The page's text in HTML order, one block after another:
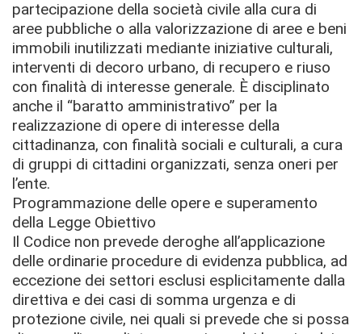
partecipazione della società civile alla cura di
aree pubbliche o alla valorizzazione di aree e beni
immobili inutilizzati mediante iniziative culturali,
interventi di decoro urbano, di recupero e riuso
con finalità di interesse generale. È disciplinato
anche il “baratto amministrativo” per la
realizzazione di opere di interesse della
cittadinanza, con finalità sociali e culturali, a cura
di gruppi di cittadini organizzati, senza oneri per
l’ente.
Programmazione delle opere e superamento
della Legge Obiettivo
Il Codice non prevede deroghe all’applicazione
delle ordinarie procedure di evidenza pubblica, ad
eccezione dei settori esclusi esplicitamente dalla
direttiva e dei casi di somma urgenza e di
protezione civile, nei quali si prevede che si possa